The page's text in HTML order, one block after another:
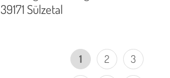
39171 Sülzetal
1 2 3